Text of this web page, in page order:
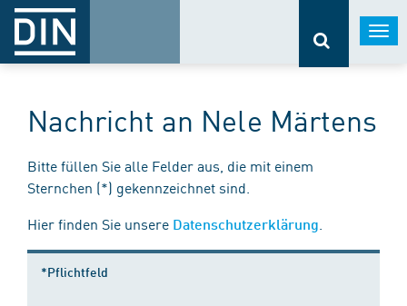
Nachricht an Nele Märtens
Bitte füllen Sie alle Felder aus, die mit einem
Sternchen (*) gekennzeichnet sind.
Hier finden Sie unsere Datenschutzerklärung
*Pflichtfeld